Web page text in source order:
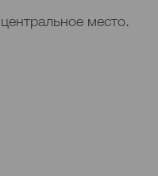
центральное место.